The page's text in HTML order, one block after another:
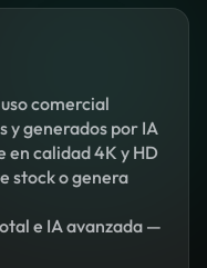
comercial
y generados por IA
en calidad 4K y HD
stock o genera
e IA avanzada —